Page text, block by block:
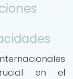
en el